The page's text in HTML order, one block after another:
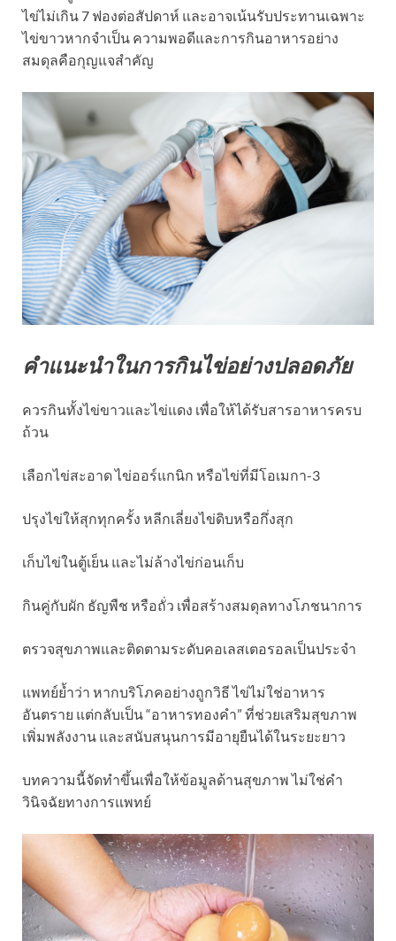
ไข่ไม่เกิน 7 ฟองต่อสัปดาห์ และอาจเน้นรับประทานเฉพาะ
ไข่ขาวหากจำเป็น ความพอดีและการกินอาหารอย่าง
สมดุลคือกุญแจสำคัญ
คำแนะนำในการกินไข่อย่างปลอดภัย
ควรกินทั้งไข่ขาวและไข่แดง เพื่อให้ได้รับสารอาหารครบ
ถ้วน
เลือกไข่สะอาด ไข่ออร์แกนิก หรือไข่ที่มีโอเมกา-3
ปรุงไข่ให้สุกทุกครั้ง หลีกเลี่ยงไข่ดิบหรือกึ่งสุก
เก็บไข่ในตู้เย็น และไม่ล้างไข่ก่อนเก็บ
กินคู่กับผัก ธัญพืช หรือถั่ว เพื่อสร้างสมดุลทางโภชนาการ
ตรวจสุขภาพและติดตามระดับคอเลสเตอรอลเป็นประจำ
แพทย์ย้ำว่า หากบริโภคอย่างถูกวิธี ไข่ไม่ใช่อาหาร
อันตราย แต่กลับเป็น “อาหารทองคำ” ที่ช่วยเสริมสุขภาพ
เพิ่มพลังงาน และสนับสนุนการมีอายุยืนได้ในระยะยาว
บทความนี้จัดทำขึ้นเพื่อให้ข้อมูลด้านสุขภาพ ไม่ใช่คำ
วินิจฉัยทางการแพทย์